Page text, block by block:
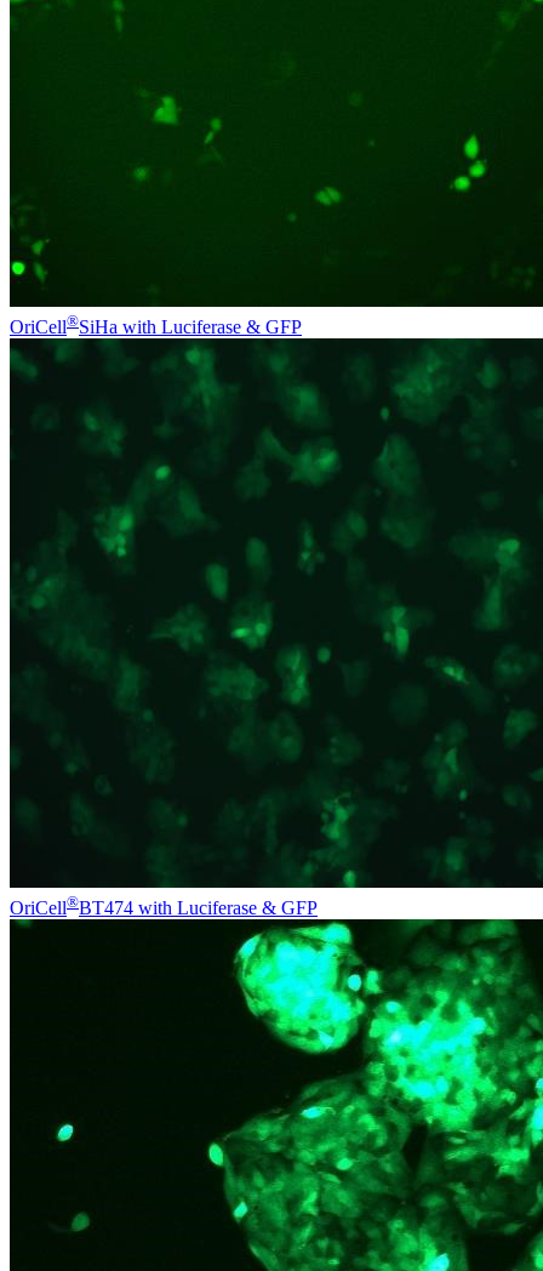
OriCell®SiHa with Luciferase & GFP
OriCell®BT474 with Luciferase & GFP